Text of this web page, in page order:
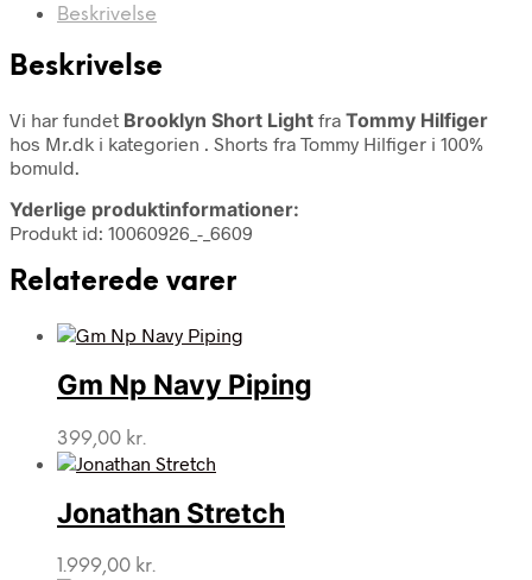
Beskrivelse
Beskrivelse
Vi har fundet Brooklyn Short Light fra Tommy Hilfiger
hos Mr.dk i kategorien . Shorts fra Tommy Hilfiger i 100%
bomuld.
Yderlige produktinformationer:
Produkt id: 10060926_-_6609
Relaterede varer
Gm Np Navy Piping
399,00 kr.
Jonathan Stretch
1.999,00 kr.